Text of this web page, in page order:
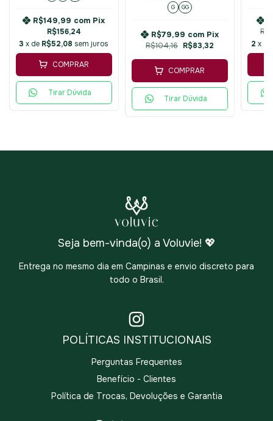
R$156,24
R$149,99 com Pix
3 x de R$52,08 sem juros
COMPRAR
Tirar Dúvida
G GG
R$104,16 R$83,32
R$79,99 com Pix
COMPRAR
Tirar Dúvida
2 x
Seja bem-vinda(o) a Voluvie! 💖
Entrega no mesmo dia em Campinas e envio discreto para
todo o Brasil.
POLÍTICAS INSTITUCIONAIS
Perguntas Frequentes
Benefício - Clientes
Política de Trocas, Devoluções e Garantia